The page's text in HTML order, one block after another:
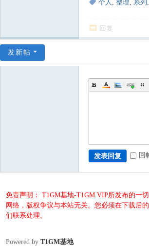
个人 , 整理, 系列 ,
回复
发新帖
发表回复 回
免责声明： T1GM基地-T1GM.VIP所发布的一
网络，版权争议与本站无关。您必须在下载后
们联系处理。
Powered by T1GM基地